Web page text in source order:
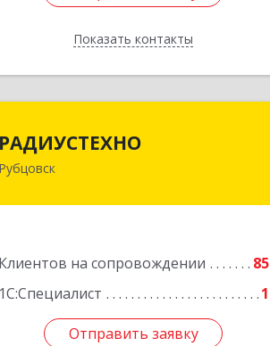
Показать контакты
Назад
РАДИУСТЕХНО
Рубцовск
Клиентов на сопровождении
85
1С:Специалист
1
Отправить заявку
658225, Алтайский край, Рубцовск г,
Отправить заявку